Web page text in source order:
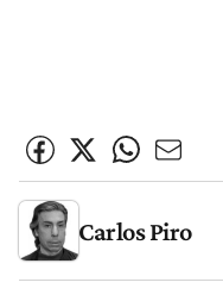
Carlos Piro